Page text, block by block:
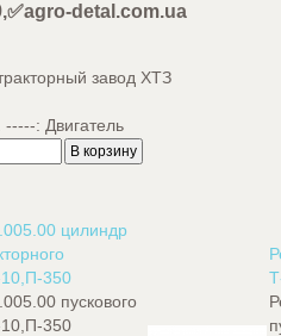
detal.com.ua
завод ХТЗ
-----: Двигатель
цилиндр
350
пускового
350